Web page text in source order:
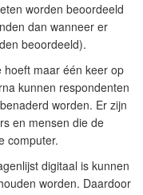
worden beoordeeld
dan wanneer er
beoordeeld).
hoeft maar één keer op
kunnen respondenten
worden. Er zijn
en mensen die de
computer.
digitaal is kunnen
worden. Daardoor